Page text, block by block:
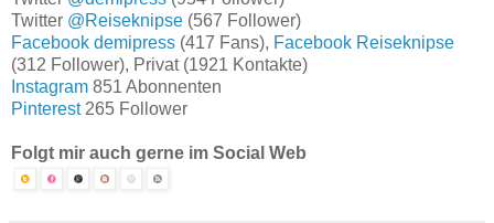
Twitter @Reiseknipse (567 Follower)
Facebook demipress (417 Fans), Facebook Reiseknipse
(312 Follower), Privat (1921 Kontakte)
Instagram 851 Abonnenten
Pinterest265 Follower
Folgt mir auch gerne im Social Web